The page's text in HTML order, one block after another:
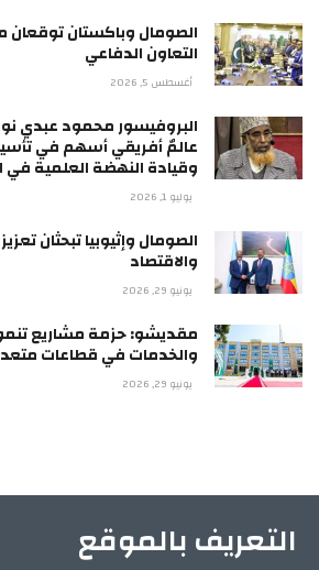
الصومال وباكستان توقعان
التعاون الدفاعي
أغسطس 5, 2026
عالمٌ أفريقي أسهم في
وقيادة النهضة العلمية في
يوليو 1, 2026
الصومال وإثيوبيا تبحثان
والاقتصاد
يونيو 29, 2026
مقديشو: حزمة مشاريع
والخدمات في قطاعات
يونيو 29, 2026
التعريف بالموقع